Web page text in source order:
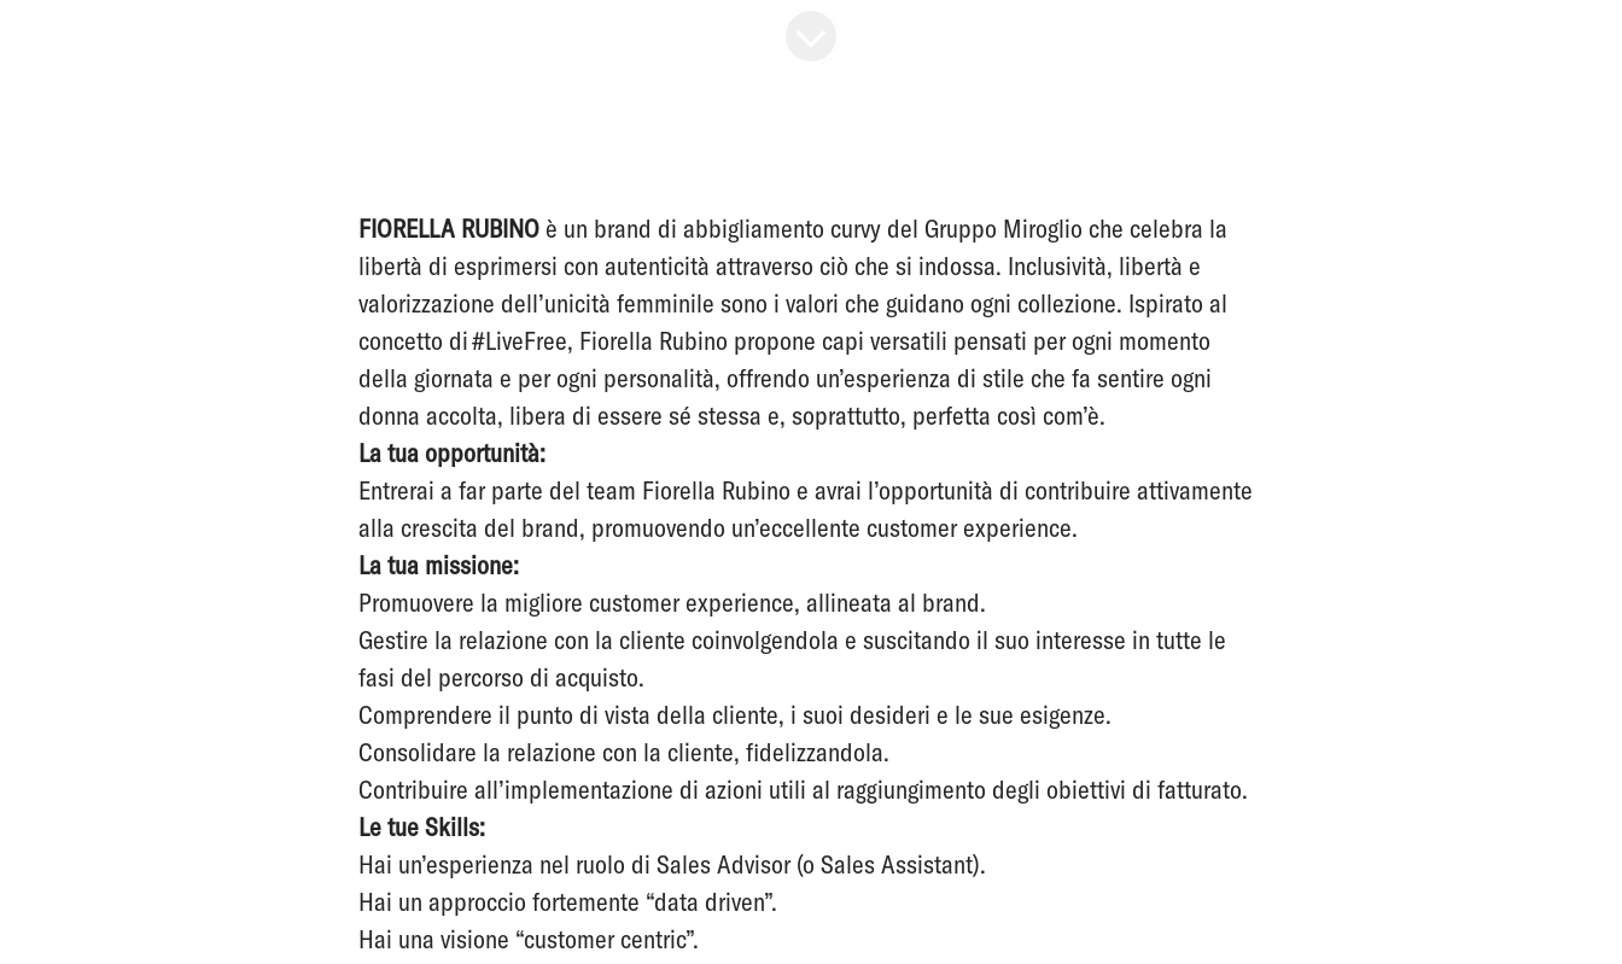
FIORELLA RUBINOè un brand di abbigliamento curvy del Gruppo Miroglio che celebra la
libertà di esprimersi con autenticità attraverso ciò che si indossa. Inclusività, libertà e
valorizzazione dell’unicità femminile sono i valori che guidano ogni collezione. Ispirato al
concetto di #LiveFree, Fiorella Rubino propone capi versatili pensati per ogni momento
della giornata e per ogni personalità, offrendo un’esperienza di stile che fa sentire ogni
donna accolta, libera di essere sé stessa e, soprattutto, perfetta così com’è.
La tua opportunità:
Entrerai a far parte del team Fiorella Rubino e avrai l’opportunità di contribuire attivamente
alla crescita del brand, promuovendo un’eccellente customer experience.
La tua missione:
Promuovere la migliore customer experience, allineata al brand.
Gestire la relazione con la cliente coinvolgendola e suscitando il suo interesse in tutte le
fasi del percorso di acquisto.
Comprendere il punto di vista della cliente, i suoi desideri e le sue esigenze.
Consolidare la relazione con la cliente, fidelizzandola.
Contribuire all’implementazione di azioni utili al raggiungimento degli obiettivi di fatturato.
Le tue Skills:
Hai un’esperienza nel ruolo di Sales Advisor (o Sales Assistant).
Hai un approccio fortemente “data driven”.
Hai una visione “customer centric”.